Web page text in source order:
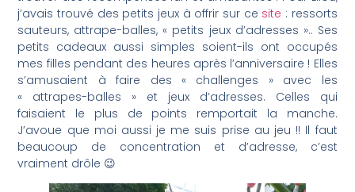
j’avais trouvé des petits jeux à offrir sur ce site : ressorts
sauteurs, attrape-balles, « petits jeux d’adresses ».. Ses
petits cadeaux aussi simples soient-ils ont occupés
mes filles pendant des heures après l’anniversaire ! Elles
s’amusaient à faire des « challenges » avec les
« attrapes-balles » et jeux d’adresses. Celles qui
faisaient le plus de points remportait la manche.
J’avoue que moi aussi je me suis prise au jeu !! Il faut
beaucoup de concentration et d’adresse, c’est
vraiment drôle 😉